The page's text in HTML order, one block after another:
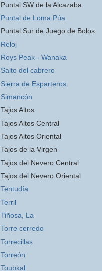
Puntal SW de la Alcazaba
Puntal de Loma Púa
Puntal Sur de Juego de Bolos
Reloj
Roys Peak - Wanaka
Salto del cabrero
Sierra de Esparteros
Simancón
Tajos Altos
Tajos Altos Central
Tajos Altos Oriental
Tajos de la Virgen
Tajos del Nevero Central
Tajos del Nevero Oriental
Tentudía
Terril
Tiñosa, La
Torre cerredo
Torrecillas
Torreón
Toubkal